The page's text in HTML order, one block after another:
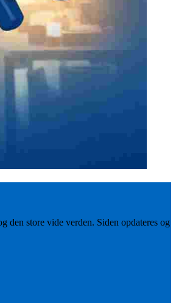
den store vide verden. Siden opdateres og